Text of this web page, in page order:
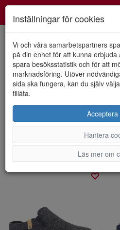
Visa
Tofflor
Tofflor med ull ,träskor med
sandaler,från olika varumärken för
Inställningar för cookies
Vi och våra samarbetspartners
på din enhet för att kunna erbjuda
spara besöksstatistik och för att
marknadsföring. Utöver
sida ska fungera, kan du själv
tillåta.
Acceptera
Hantera
Läs mer om